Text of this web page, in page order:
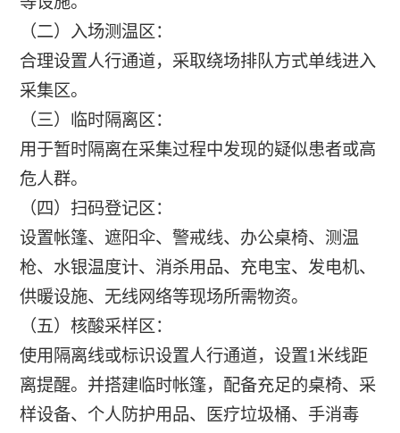
（二）入场测温区：
合理设置人行通道，采取绕场排队方式单线进入
采集区。
（三）临时隔离区：
用于暂时隔离在采集过程中发现的疑似患者或高
危人群。
（四）扫码登记区：
设置帐篷、遮阳伞、警戒线、办公桌椅、测温
枪、水银温度计、消杀用品、充电宝、发电机、
供暖设施、无线网络等现场所需物资。
（五）核酸采样区：
使用隔离线或标识设置人行通道，设置1米线距
离提醒。并搭建临时帐篷，配备充足的桌椅、采
样设备、个人防护用品、医疗垃圾桶、手消毒